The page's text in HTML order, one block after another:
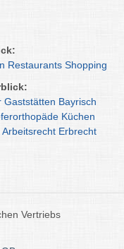
Restaurants Shopping
Gaststätten Bayrisch
Küchen
Arbeitsrecht Erbrecht
Vertriebs